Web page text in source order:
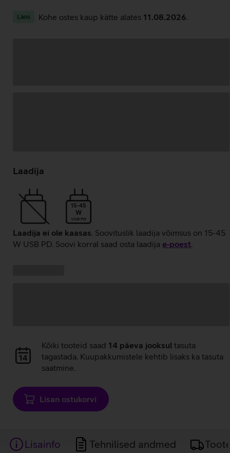
Laos Kohe ostes kaup kätte alates 11.08.2026
laadimine
Laadija
15-45
W
USB PD
Laadija ei ole kaasas. Soovituslik laadija võimsus on 15-45
W USB PD. Soovi korral saad osta laadija e‑poest.
Andmete
laadimine
Kõiki tooteid saad 14 päeva jooksul tasuta
tagastada. Kuupakkumistele kehtib lisaks ka tasuta
saatmine.
Lisan ostukorvi
Lisainfo Tehnilised andmed